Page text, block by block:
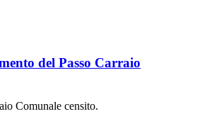
del Passo Carraio
Comunale censito.